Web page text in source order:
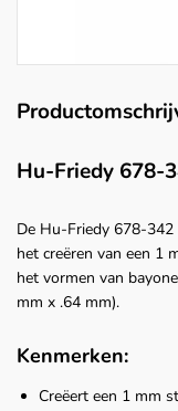
Hu-Friedy 678-
De Hu-Friedy 678-
het creëren van een 1
het vormen van
mm x .64 mm).
Kenmerken:
Creëert een 1 mm